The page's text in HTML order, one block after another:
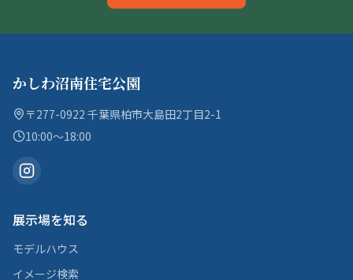
かしわ沼南住宅公園
〒277-0922 千葉県柏市大島田2丁目2-1
10:00〜18:00
展示場を知る
モデルハウス
イメージ検索